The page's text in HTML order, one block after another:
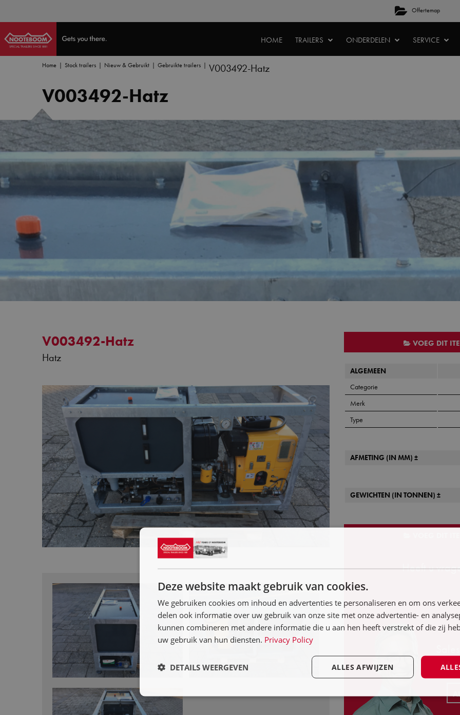
Offertemap
HOME TRAILERS ONDERDELEN SERVICE
Home Stock trailers Nieuw & Gebruikt Gebruikte trailers V003492-Hatz
V003492-Hatz
V003492-Hatz
Hatz
VOEG DIT
ALGEMEEN
Categorie
Merk
Type
AFMETING (IN MM) ±
GEWICHTEN (IN TONNEN) ±
VOEG DIT
Heeft u
M
Deze website maakt gebruik van cookies.
We gebruiken cookies om inhoud en advertenties te personaliseren en om ons
delen ook informatie over uw gebruik van onze site met onze advertentie- en
kunnen combineren met andere informatie die u aan hen heeft verstrekt of die zij
uw gebruik van hun diensten. Privacy Policy
ALLES AFWIJZEN
DETAILS WEERGEVEN